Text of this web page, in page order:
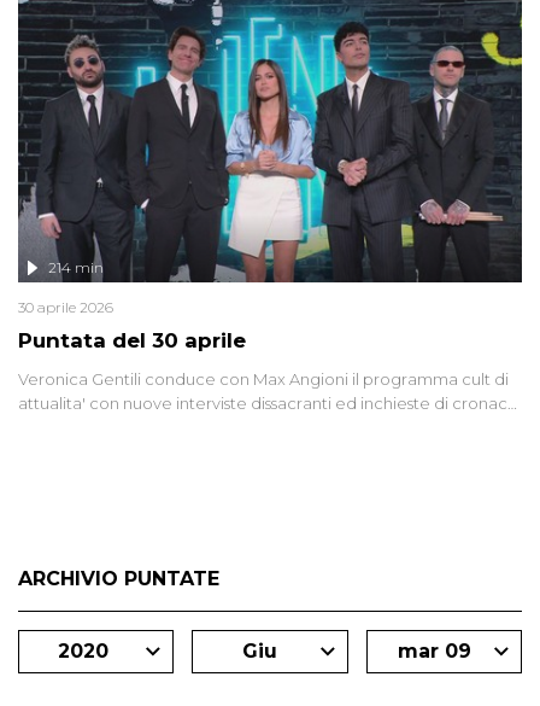
di settore - su quanto la guerra sia diventata una realtà pervasiva.
Anche se l'Italia non è direttamente coinvolta in conflitti armati, il
contesto globale rende impossibile considerarla un fenomeno
lontano.
Puntata del 30 aprile
214 min
30 aprile 2026
Veronica Gentili conduce con Max Angioni il programma cult di
attualita' con nuove interviste dissacranti ed inchieste di cronaca
ARCHIVIO PUNTATE
2020 Giu mar 09